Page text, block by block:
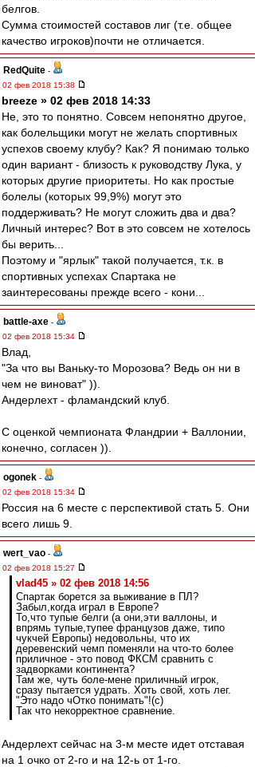
белгов.
Сумма стоимостей составов лиг (т.е. общее
качество игроков)почти не отличается.
RedQuite -
02 фев 2018 15:38
breeze » 02 фев 2018 14:33
Не, это то понятно. Совсем непонятно другое,
как болельщики могут не желать спортивных
успехов своему клубу? Как? Я понимаю только
один вариант - близость к руководству Лука, у
которых другие приоритеты. Но как простые
болелы (которых 99,9%) могут это
поддерживать? Не могут сложить два и два?
Личный интерес? Вот в это совсем не хотелось
бы верить...
Поэтому и "ярлык" такой получается, т.к. в
спортивных успехах Спартака не
заинтересованы прежде всего - кони...
battle-axe -
02 фев 2018 15:34
Влад,
"За что вы Ваньку-то Морозова? Ведь он ни в
чем не виноват" )).
Андерлехт - фламандский клуб.
С оценкой чемпионата Фландрии + Валлонии,
конечно, согласен )).
ogonek -
02 фев 2018 15:34
Россия на 6 месте с перспективой стать 5. Они
всего лишь 9.
wert_vao -
02 фев 2018 15:27
vlad45 » 02 фев 2018 14:56
Спартак борется за выживание в ПЛ?
Забыл,когда играл в Европе?
То,что тупые белги (а они,эти валлоны, и
впрямь тупые,тупее французов даже, типо
чукчей Европы) недовольны, что их
деревенский чемп поменяли на что-то более
приличное - это повод ФКСМ сравнить с
задворками континента?
Там же, чуть боле-мене приличный игрок,
сразу пытается удрать. Хоть свой, хоть лег.
"Это надо чОтко понимать"!(с)
Так что некорректное сравнение.
Андерлехт сейчас на 3-м месте идет отставая
на 1 очко от 2-го и на 12-ь от 1-го.